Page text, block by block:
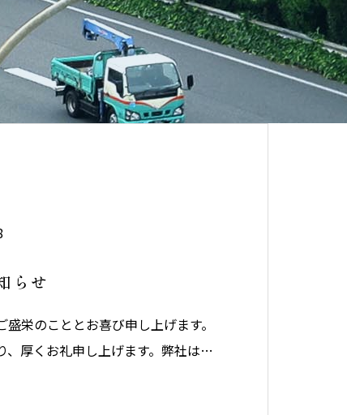
らせ
栄のこととお喜び申し上げます。
厚くお礼申し上げます。弊社は令